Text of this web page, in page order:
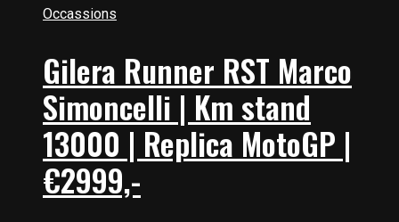
Occassions
Gilera Runner RST Marco
Simoncelli | Km stand
13000 | Replica MotoGP |
€2999,-